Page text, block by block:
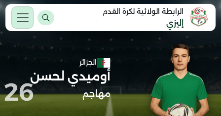
الرابطة الولائية لكرة القدم
إليزي
الجزائر
أوميدي لحسن
مهاجم 26